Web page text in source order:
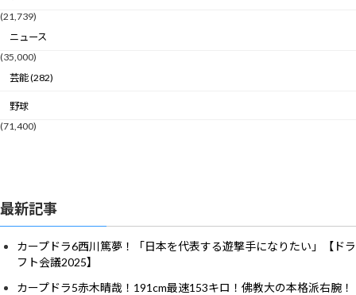
(21,739)
ニュース
(35,000)
芸能 (282)
野球
(71,400)
最新記事
カープドラ6西川篤夢！「日本を代表する遊撃手になりたい」【ドラ
フト会議2025】
カープドラ5赤木晴哉！191cm最速153キロ！佛教大の本格派右腕！